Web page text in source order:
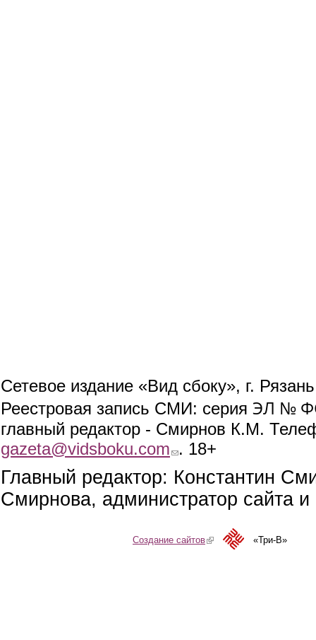
Сетевое издание «Вид сбоку», г.
Реестровая запись СМИ: серия ЭЛ №
главный редактор - Смирнов К.М.
gazeta@vidsboku.com (link sends e-mail)
. 18+
Главный редактор: Константин
Смирнова, администратор сайта
Создание сайтов(link is external)«Три-В»